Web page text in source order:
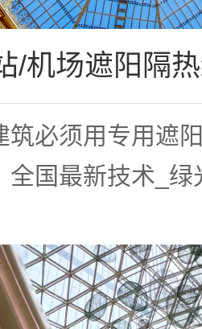
筑必须用专用遮
全国最新技术_